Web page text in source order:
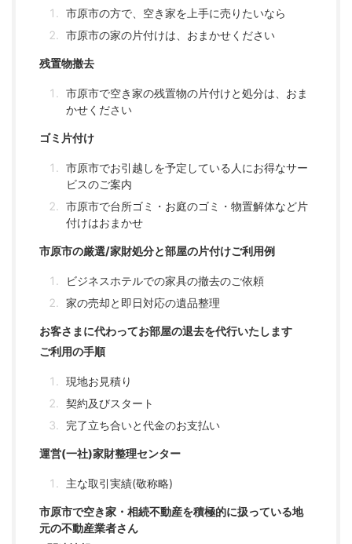
市原市の方で、空き家を上手に売りたいなら
市原市の家の片付けは、おまかせください
残置物撤去
市原市で空き家の残置物の片付けと処分は、おま
かせください
ゴミ片付け
市原市でお引越しを予定している人にお得なサー
ビスのご案内
市原市で台所ゴミ・お庭のゴミ・物置解体など片
付けはおまかせ
市原市の厳選/家財処分と部屋の片付けご利用例
ビジネスホテルでの家具の撤去のご依頼
家の売却と即日対応の遺品整理
お客さまに代わってお部屋の退去を代行いたします
ご利用の手順
現地お見積り
契約及びスタート
完了立ち合いと代金のお支払い
運営(一社)家財整理センター
主な取引実績(敬称略)
市原市で空き家・相続不動産を積極的に扱っている地
元の不動産業者さん